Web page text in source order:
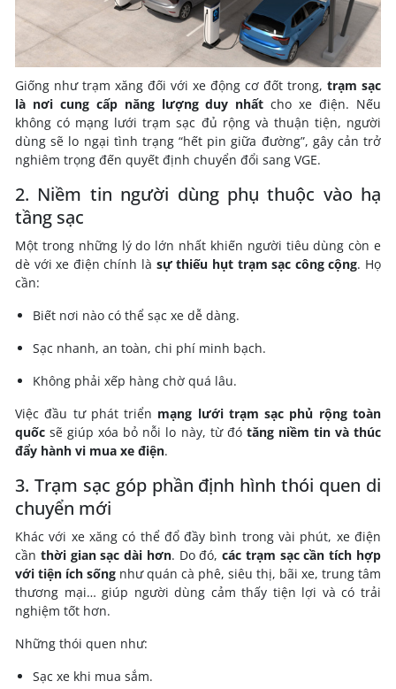
Giống như trạm xăng đối với xe động cơ đốt trong, trạm sạc
là nơi cung cấp năng lượng duy nhất cho xe điện. Nếu
không có mạng lưới trạm sạc đủ rộng và thuận tiện, người
dùng sẽ lo ngại tình trạng “hết pin giữa đường”, gây cản trở
nghiêm trọng đến quyết định chuyển đổi sang VGE.
2. Niềm tin người dùng phụ thuộc vào hạ
tầng sạc
Một trong những lý do lớn nhất khiến người tiêu dùng còn e
dè với xe điện chính là sự thiếu hụt trạm sạc công cộng. Họ
cần:
Biết nơi nào có thể sạc xe dễ dàng.
Sạc nhanh, an toàn, chi phí minh bạch.
Không phải xếp hàng chờ quá lâu.
Việc đầu tư phát triển mạng lưới trạm sạc phủ rộng toàn
quốc sẽ giúp xóa bỏ nỗi lo này, từ đó tăng niềm tin và thúc
đẩy hành vi mua xe điện.
3. Trạm sạc góp phần định hình thói quen di
chuyển mới
Khác với xe xăng có thể đổ đầy bình trong vài phút, xe điện
cần thời gian sạc dài hơn. Do đó,các trạm sạc cần tích hợp
với tiện ích sống như quán cà phê, siêu thị, bãi xe, trung tâm
thương mại… giúp người dùng cảm thấy tiện lợi và có trải
nghiệm tốt hơn.
Những thói quen như:
Sạc xe khi mua sắm.